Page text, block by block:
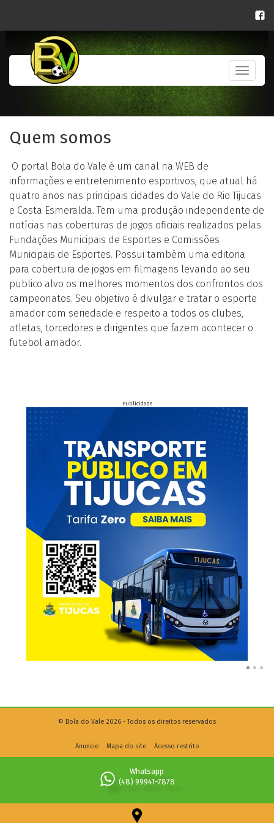
Toggle
Quem somos
O portal Bola do Vale é um canal na WEB de
informações e entretenimento esportivos, que atual há
quatro anos nas principais cidades do Vale do Rio Tijucas
e Costa Esmeralda. Tem uma produção independente de
notícias nas coberturas de jogos oficiais realizados pelas
Fundações Municipais de Esportes e Comissões
Municipais de Esportes. Possui também uma editoria
para cobertura de jogos em filmagens levando ao seu
publico alvo os melhores momentos dos confrontos dos
campeonatos. Seu objetivo é divulgar e tratar o esporte
amador com seriedade e respeito a todos os clubes,
atletas, torcedores e dirigentes que fazem acontecer o
futebol amador.
Publicidade
© Bola do Vale 2026 - Todos os direitos reservados
Anuncie Mapa do site Acesso restrito
Whatsapp
(48) 99941-7878